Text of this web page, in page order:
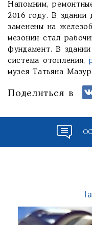
Напомним,
2016 году. В здании
заменены на
мезонин стал
фундамент. В
система отопления,
музея Татьяна
Поделиться в